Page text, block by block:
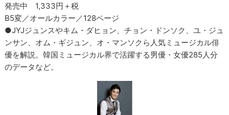
発売中 1,333円＋税
B5変／オールカラー／128ページ
●JYJジュンスやキム・ダヒョン、チョン・ドンソク、ユ・ジュ
ンサン、オム・ギジュン、オ・マンソクら人気ミュージカル俳
優を解説。韓国ミュージカル界で活躍する男優・女優285人分
のデータなど。